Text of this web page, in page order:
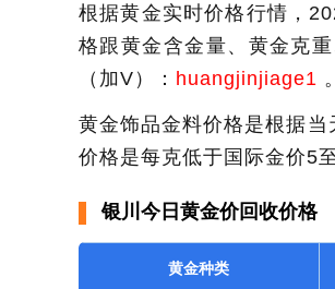
根据黄金实时价格行情，
格跟黄金含金量、黄金克
（加V）： huangjinjiage1 。
黄金饰品金料价格是根据
价格是每克低于国际金价5
银川今日黄金价回收价格
黄金种类